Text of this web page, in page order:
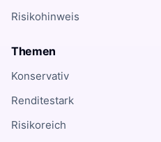
Risikohinweis
Themen
Konservativ
Renditestark
Risikoreich